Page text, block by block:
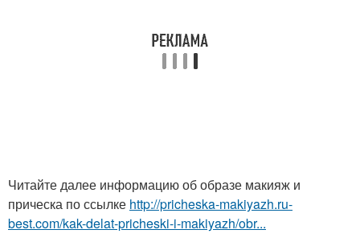
Читайте далее информацию об образе макияж и
прическа по ссылке http://pricheska-makiyazh.ru-
best.com/kak-delat-pricheski-i-makiyazh/obr...